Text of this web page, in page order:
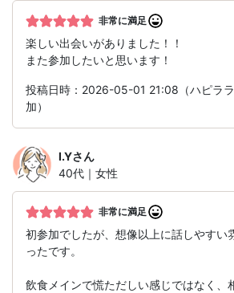
非常に満足
楽しい出会いがありました！！
また参加したいと思います！
投稿日時：2026-05-01 21:08（ハピラ
加）
I.Yさん
40代｜女性
非常に満足
初参加でしたが、想像以上に話しやすい
ったです。
飲食メインで慌ただしい感じではなく、